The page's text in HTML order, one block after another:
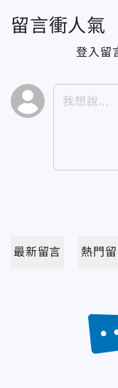
留言衝人氣
登入留
最新留言 熱門